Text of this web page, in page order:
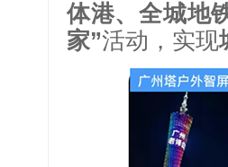
体港、全城地
家”活动，实现